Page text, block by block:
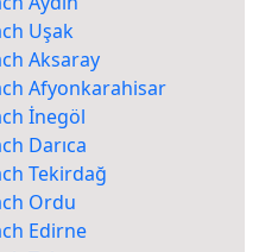
Uşak
Aksaray
Afyonkarahisar
İnegöl
Darıca
Tekirdağ
Ordu
Edirne